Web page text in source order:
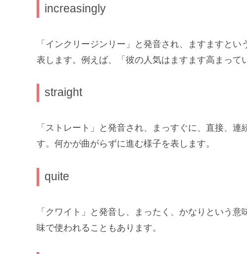
increasingly
「インクリージンリー」と発音され、ますますと
表します。例えば、「彼の人気はますます高まって
straight
「ストレート」と発音され、まっすぐに、直接、
す。何かが曲がらずに進む様子を表します。
quite
「クワイト」と発音し、まったく、かなりという
味で使われることもあります。